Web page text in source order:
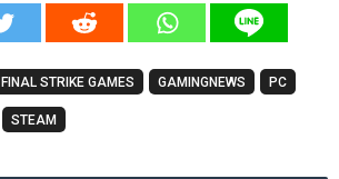
FINAL STRIKE GAMES GAMINGNEWS PC
STEAM